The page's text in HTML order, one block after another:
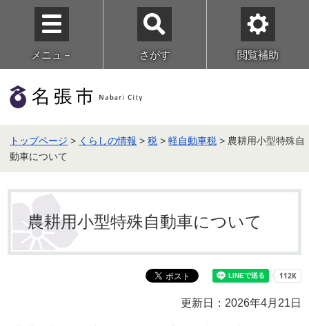
メニュ－ さがす 閲覧補助
トップページ > くらしの情報 >税 >軽自動車税 > 農耕用小型特殊自
動車について
農耕用小型特殊自動車について
更新日：2026年4月21日